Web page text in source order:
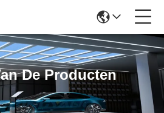
De Producten